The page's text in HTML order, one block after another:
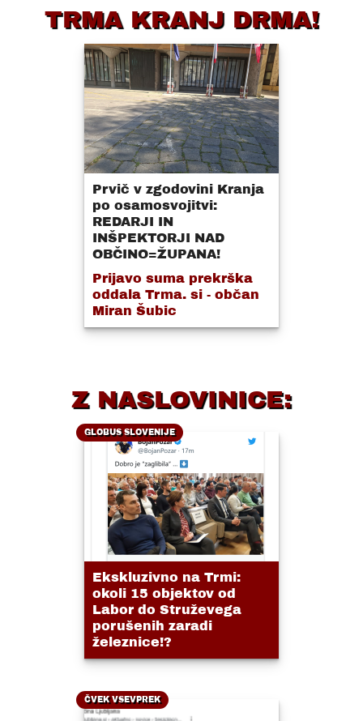
TRMA KRANJ DRMA!
Prvič v zgodovini Kranja
po osamosvojitvi:
REDARJI IN
INŠPEKTORJI NAD
OBČINO=ŽUPANA!
Prijavo suma prekrška
oddala Trma. si - občan
Miran Šubic
Z NASLOVINICE:
GLOBUS SLOVENIJE
Ekskluzivno na Trmi:
okoli 15 objektov od
Labor do Struževega
porušenih zaradi
železnice!?
ČVEK VSEVPREK